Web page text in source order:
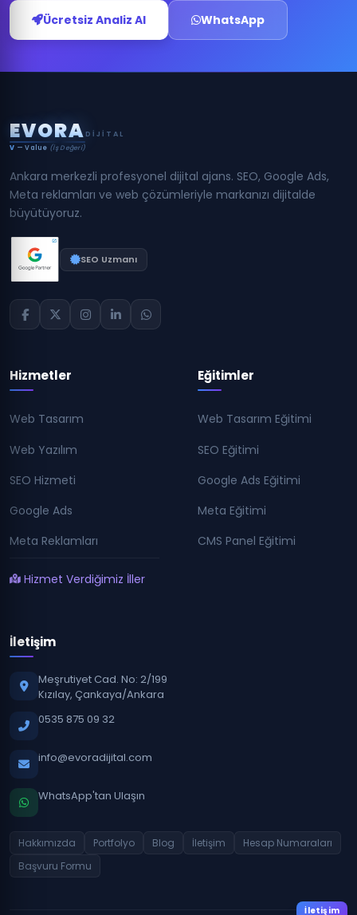
Ücretsiz Analiz Al WhatsApp
EVORA DIJITAL
V — Value (İş Değeri)
Ankara merkezli profesyonel dijital ajans. SEO, Google Ads,
Meta reklamları ve web çözümleriyle markanızı dijitalde
büyütüyoruz.
SEO Uzmanı
Hizmetler
Web Tasarım
Web Yazılım
SEO Hizmeti
Google Ads
Meta Reklamları
Hizmet Verdiğimiz İller
Eğitimler
Web Tasarım Eğitimi
SEO Eğitimi
Google Ads Eğitimi
Meta Eğitimi
CMS Panel Eğitimi
İletişim
Meşrutiyet Cad. No: 2/199
Kızılay, Çankaya/Ankara
0535 875 09 32
info@evoradijital.com
WhatsApp'tan Ulaşın
Hakkımızda Portfolyo Blog İletişim
Hesap Numaraları
Başvuru Formu
İletişim